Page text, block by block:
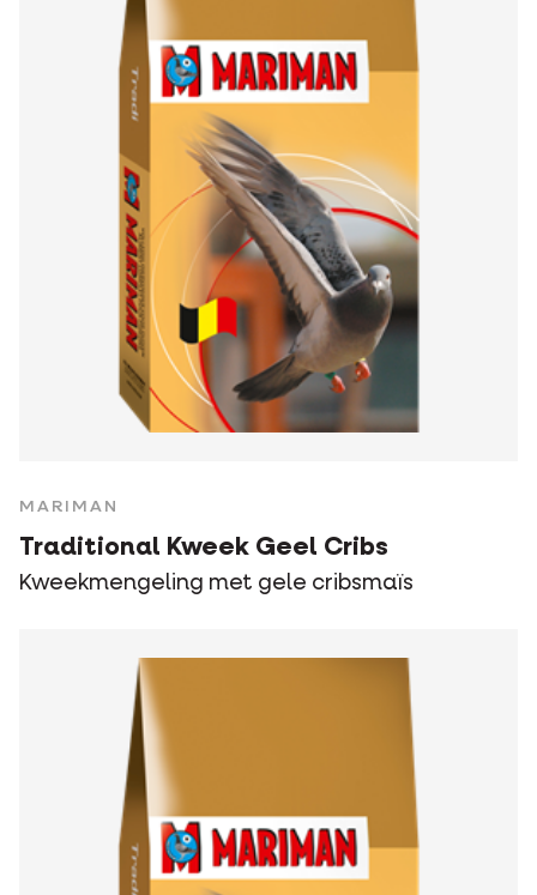
MARIMAN
Traditional Kweek Geel Cribs
Kweekmengeling met gele cribsmaïs